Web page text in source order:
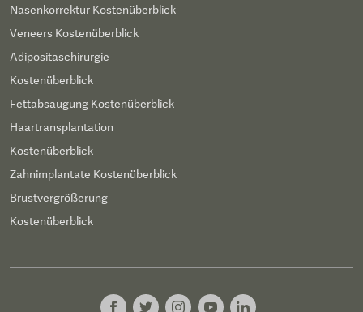
Nasenkorrektur Kostenüberblick
Veneers Kostenüberblick
Adipositaschirurgie
Kostenüberblick
Fettabsaugung Kostenüberblick
Haartransplantation
Kostenüberblick
Zahnimplantate Kostenüberblick
Brustvergrößerung
Kostenüberblick